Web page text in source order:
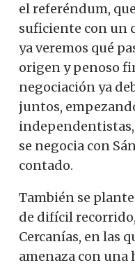
el referéndum,
suficiente con un
ya veremos qué
origen y penoso
negociación ya
juntos,
independentistas,
se negocia con
contado.
También se
de difícil
Cercanías, en las
amenaza con